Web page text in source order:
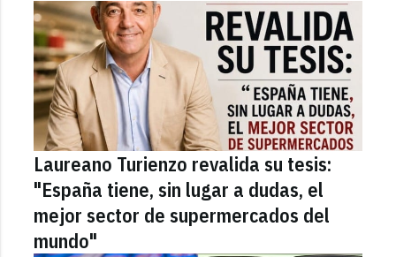
Laureano Turienzo revalida su tesis:
"España tiene, sin lugar a dudas, el
mejor sector de supermercados del
mundo"